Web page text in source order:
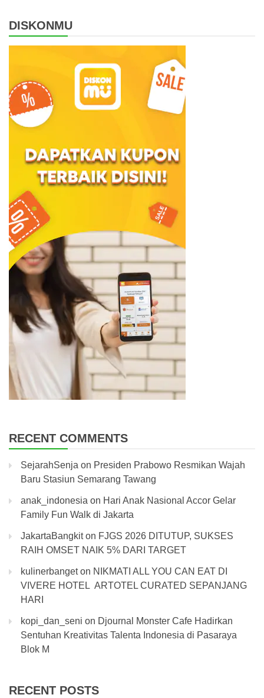
DISKONMU
RECENT COMMENTS
SejarahSenja on Presiden Prabowo Resmikan Wajah
Baru Stasiun Semarang Tawang
anak_indonesia on Hari Anak Nasional Accor Gelar
Family Fun Walk di Jakarta
JakartaBangkiton FJGS 2026 DITUTUP, SUKSES
RAIH OMSET NAIK 5% DARI TARGET
kulinerbangeton NIKMATI ALL YOU CAN EAT DI
VIVERE HOTEL ARTOTEL CURATED SEPANJANG
HARI
kopi_dan_seni on Djournal Monster Cafe Hadirkan
Sentuhan Kreativitas Talenta Indonesia di Pasaraya
Blok M
RECENT POSTS